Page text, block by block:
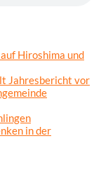
Hiroshima und
Jahresbericht vor
in der